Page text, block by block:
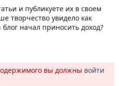
и публикуете их в своем
творчество увидело как
начал приносить доход?
вы должны войти